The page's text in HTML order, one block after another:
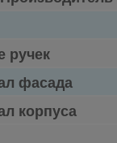
ручек
фасада
корпуса